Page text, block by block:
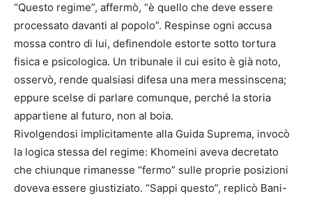
“Questo regime”, affermò, “è quello che deve essere
processato davanti al popolo”. Respinse ogni accusa
mossa contro di lui, definendole estorte sotto tortura
fisica e psicologica. Un tribunale il cui esito è già noto,
osservò, rende qualsiasi difesa una mera messinscena;
eppure scelse di parlare comunque, perché la storia
appartiene al futuro, non al boia.
Rivolgendosi implicitamente alla Guida Suprema, invocò
la logica stessa del regime: Khomeini aveva decretato
che chiunque rimanesse “fermo” sulle proprie posizioni
doveva essere giustiziato. “Sappi questo”, replicò Bani-